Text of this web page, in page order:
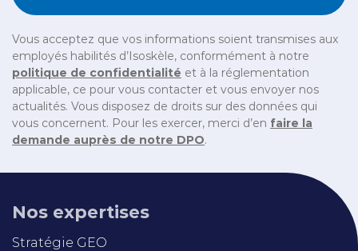
Vous acceptez que vos informations soient transmises aux
employés habilités d’Isoskèle, conformément à notre
politique de confidentialité et à la réglementation
applicable, ce pour vous contacter et vous envoyer nos
actualités. Vous disposez de droits sur des données qui
vous concernent. Pour les exercer, merci d’en faire la
demande auprès de notre DPO.
Nos expertises
Stratégie GEO